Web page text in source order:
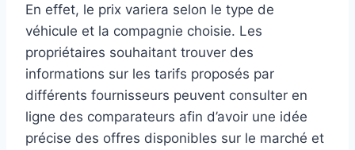
En effet, le prix variera selon le type de
véhicule et la compagnie choisie. Les
propriétaires souhaitant trouver des
informations sur les tarifs proposés par
différents fournisseurs peuvent consulter en
ligne des comparateurs afin d’avoir une idée
précise des offres disponibles sur le marché et